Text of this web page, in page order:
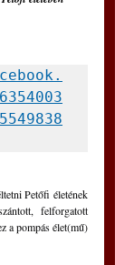
Petőfi életének
felforgatott
a pompás élet(mű)